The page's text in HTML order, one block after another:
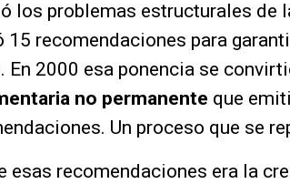
los problemas estructurales de
15 recomendaciones para
En 2000 esa ponencia se
no permanente que
Un proceso que se
esas recomendaciones era la